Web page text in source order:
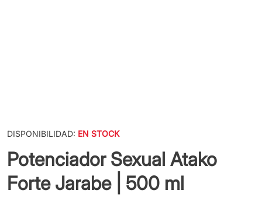
DISPONIBILIDAD: EN STOCK
Potenciador Sexual Atako
Forte Jarabe | 500 ml